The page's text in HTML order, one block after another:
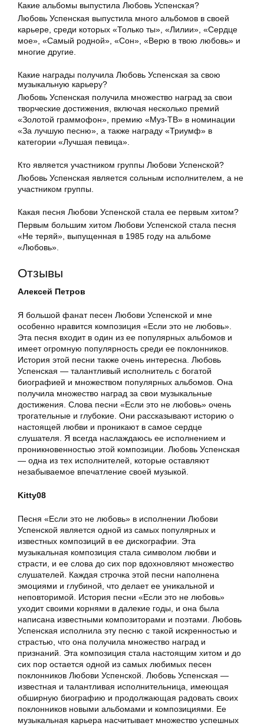
Какие альбомы выпустила Любовь Успенская?
Любовь Успенская выпустила много альбомов в своей
карьере, среди которых «Только ты», «Лилии», «Сердце
мое», «Самый родной», «Сон», «Верю в твою любовь» и
многие другие.
Какие награды получила Любовь Успенская за свою
музыкальную карьеру?
Любовь Успенская получила множество наград за свои
творческие достижения, включая несколько премий
«Золотой граммофон», премию «Муз-ТВ» в номинации
«За лучшую песню», а также награду «Триумф» в
категории «Лучшая певица».
Кто является участником группы Любови Успенской?
Любовь Успенская является сольным исполнителем, а не
участником группы.
Какая песня Любови Успенской стала ее первым хитом?
Первым большим хитом Любови Успенской стала песня
«Не теряй», выпущенная в 1985 году на альбоме
«Любовь».
Отзывы
Алексей Петров
Я большой фанат песен Любови Успенской и мне
особенно нравится композиция «Если это не любовь».
Эта песня входит в один из ее популярных альбомов и
имеет огромную популярность среди ее поклонников.
История этой песни также очень интересна. Любовь
Успенская — талантливый исполнитель с богатой
биографией и множеством популярных альбомов. Она
получила множество наград за свои музыкальные
достижения. Слова песни «Если это не любовь» очень
трогательные и глубокие. Они рассказывают историю о
настоящей любви и проникают в самое сердце
слушателя. Я всегда наслаждаюсь ее исполнением и
проникновенностью этой композиции. Любовь Успенская
— одна из тех исполнителей, которые оставляют
незабываемое впечатление своей музыкой.
Kitty08
Песня «Если это не любовь» в исполнении Любови
Успенской является одной из самых популярных и
известных композиций в ее дискографии. Эта
музыкальная композиция стала символом любви и
страсти, и ее слова до сих пор вдохновляют множество
слушателей. Каждая строчка этой песни наполнена
эмоциями и глубиной, что делает ее уникальной и
неповторимой. История песни «Если это не любовь»
уходит своими корнями в далекие годы, и она была
написана известными композиторами и поэтами. Любовь
Успенская исполнила эту песню с такой искренностью и
страстью, что она получила множество наград и
признаний. Эта композиция стала настоящим хитом и до
сих пор остается одной из самых любимых песен
поклонников Любови Успенской. Любовь Успенская —
известная и талантливая исполнительница, имеющая
обширную биографию и продолжающая радовать своих
поклонников новыми альбомами и композициями. Ее
музыкальная карьера насчитывает множество успешных